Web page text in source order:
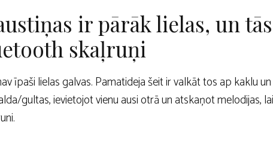
ir pārāk lielas, un tās
skaļruņi
īpaši lielas galvas. Pamatideja šeit ir valkāt tos ap kaklu un
gultas, ievietojot vienu ausi otrā un atskaņot melodijas, lai